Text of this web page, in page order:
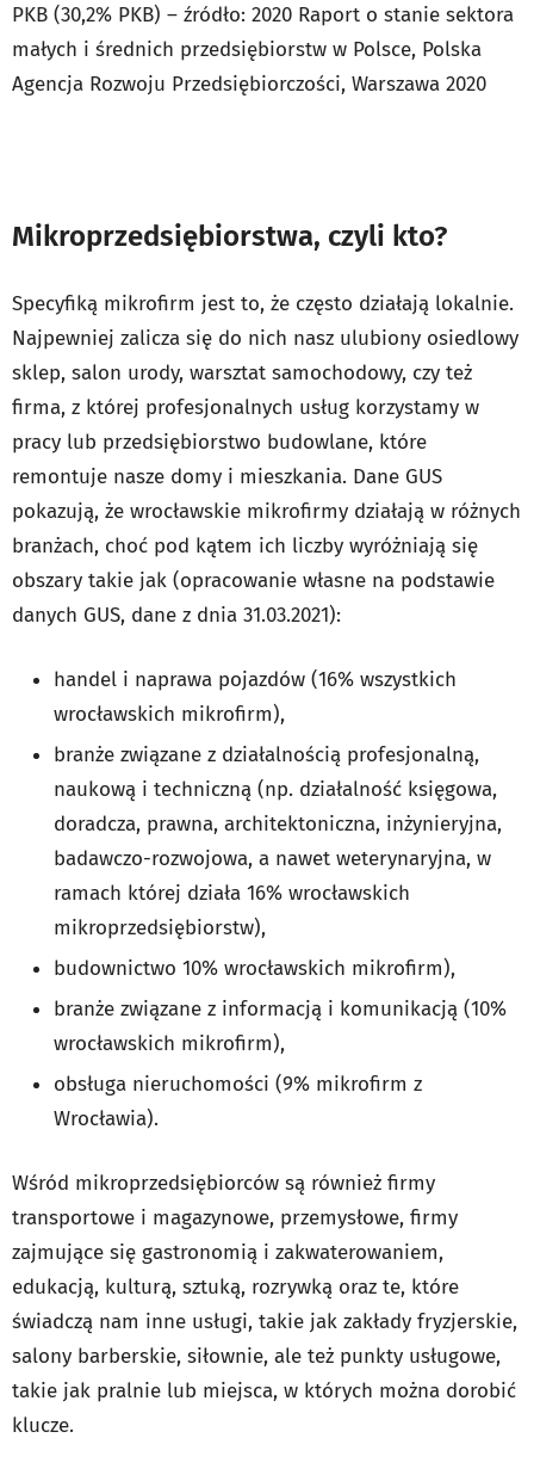
PKB (30,2% PKB) – źródło: 2020 Raport o stanie sektora
małych i średnich przedsiębiorstw w Polsce, Polska
Agencja Rozwoju Przedsiębiorczości, Warszawa 2020
Mikroprzedsiębiorstwa, czyli kto?
Specyfiką mikrofirm jest to, że często działają lokalnie.
Najpewniej zalicza się do nich nasz ulubiony osiedlowy
sklep, salon urody, warsztat samochodowy, czy też
firma, z której profesjonalnych usług korzystamy w
pracy lub przedsiębiorstwo budowlane, które
remontuje nasze domy i mieszkania. Dane GUS
pokazują, że wrocławskie mikrofirmy działają w różnych
branżach, choć pod kątem ich liczby wyróżniają się
obszary takie jak (opracowanie własne na podstawie
danych GUS, dane z dnia 31.03.2021):
handel i naprawa pojazdów (16% wszystkich
wrocławskich mikrofirm),
branże związane z działalnością profesjonalną,
naukową i techniczną (np. działalność księgowa,
doradcza, prawna, architektoniczna, inżynieryjna,
badawczo-rozwojowa, a nawet weterynaryjna, w
ramach której działa 16% wrocławskich
mikroprzedsiębiorstw),
budownictwo 10% wrocławskich mikrofirm),
branże związane z informacją i komunikacją (10%
wrocławskich mikrofirm),
obsługa nieruchomości (9% mikrofirm z
Wrocławia).
Wśród mikroprzedsiębiorców są również firmy
transportowe i magazynowe, przemysłowe, firmy
zajmujące się gastronomią i zakwaterowaniem,
edukacją, kulturą, sztuką, rozrywką oraz te, które
świadczą nam inne usługi, takie jak zakłady fryzjerskie,
salony barberskie, siłownie, ale też punkty usługowe,
takie jak pralnie lub miejsca, w których można dorobić
klucze.